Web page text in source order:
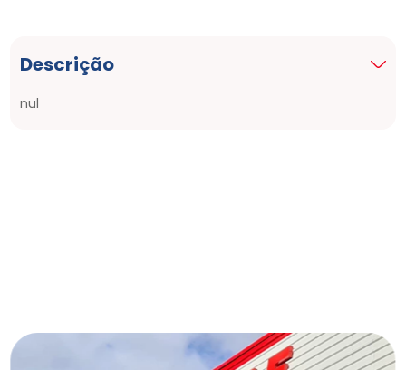
Descrição
nul